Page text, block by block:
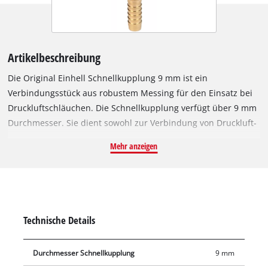
Artikelbeschreibung
Die Original Einhell Schnellkupplung 9 mm ist ein
Verbindungsstück aus robustem Messing für den Einsatz bei
Druckluftschläuchen. Die Schnellkupplung verfügt über 9 mm
Durchmesser. Sie dient sowohl zur Verbindung von Druckluft-
Druckluft-Werkzeugen an den Schlauch. Die Schnellkupplung
Mehr anzeigen
Technische Details
Durchmesser Schnellkupplung 9 mm